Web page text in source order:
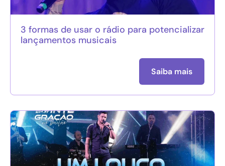
3 formas de usar o rádio para potencializar
lançamentos musicais
Saiba mais